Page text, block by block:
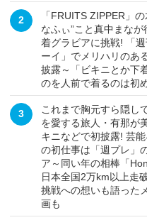
2
「FRUITS ZIPPER」
なふぃ”こと真中まなが
着グラビアに挑戦! 「
ーイ」でメリハリのあ
披露～「ビキニとか下
のを人前で着るのは初
3
これまで胸元すら隠し
を愛する旅人・有那が
キニなどで初披露! 芸
の初仕事は「週プレ」
ア～同い年の相棒「
日本全国2万km以上走
挑戦への想いも語った
画も